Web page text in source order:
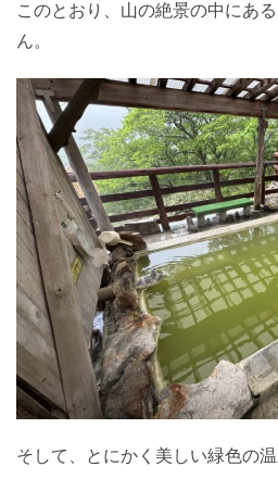
このとおり、山の絶景の中にあ
ん。
そして、とにかく美しい緑色の温